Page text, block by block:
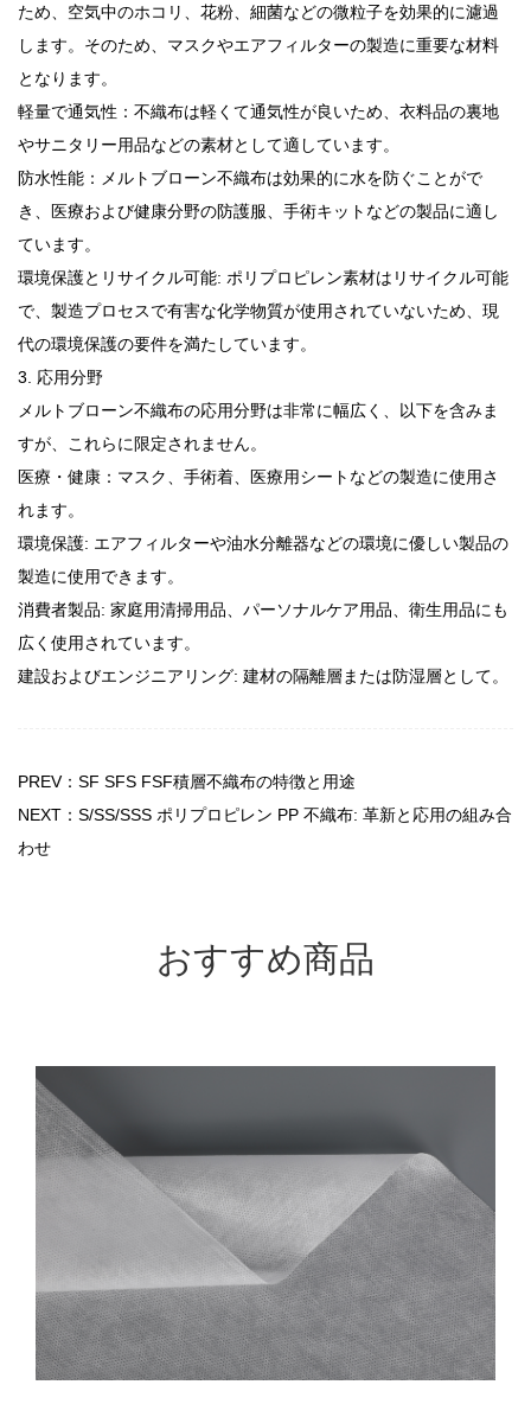
ため、空気中のホコリ、花粉、細菌などの微粒子を効果的に濾過
します。そのため、マスクやエアフィルターの製造に重要な材料
となります。
軽量で通気性：不織布は軽くて通気性が良いため、衣料品の裏地
やサニタリー用品などの素材として適しています。
防水性能：メルトブローン不織布は効果的に水を防ぐことがで
き、医療および健康分野の防護服、手術キットなどの製品に適し
ています。
環境保護とリサイクル可能: ポリプロピレン素材はリサイクル可能
で、製造プロセスで有害な化学物質が使用されていないため、現
代の環境保護の要件を満たしています。
3. 応用分野
メルトブローン不織布の応用分野は非常に幅広く、以下を含みま
すが、これらに限定されません。
医療・健康：マスク、手術着、医療用シートなどの製造に使用さ
れます。
環境保護: エアフィルターや油水分離器などの環境に優しい製品の
製造に使用できます。
消費者製品: 家庭用清掃用品、パーソナルケア用品、衛生用品にも
広く使用されています。
建設およびエンジニアリング: 建材の隔離層または防湿層として。
PREV：SF SFS FSF積層不織布の特徴と用途
NEXT：S/SS/SSS ポリプロピレン PP 不織布: 革新と応用の組み合
わせ
おすすめ商品